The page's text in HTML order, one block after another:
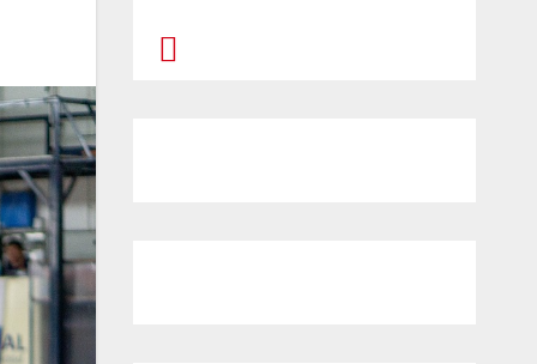
Prompt Generator